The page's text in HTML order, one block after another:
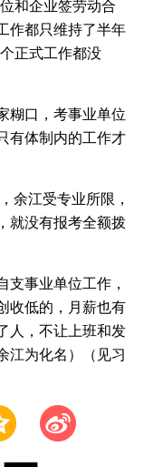
和企业签劳动合
作都只维持了半年
正式工作都没
口，考事业单位
有体制内的工作才
江受专业所限，
就没有报考全额拨
事业单位工作，
收低的，月薪也有
人，不让上班和发
江为化名）（见习